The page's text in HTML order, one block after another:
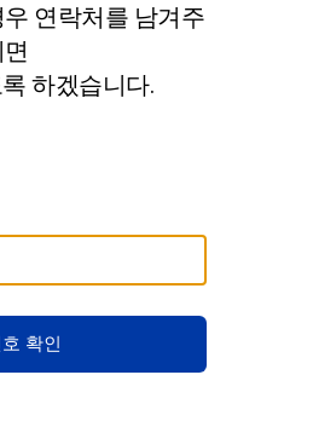
연락처를 남겨주
하겠습니다.
확인